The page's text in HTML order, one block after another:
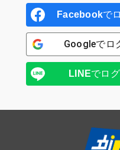
Facebookで
Googleでロ
LINEでロ